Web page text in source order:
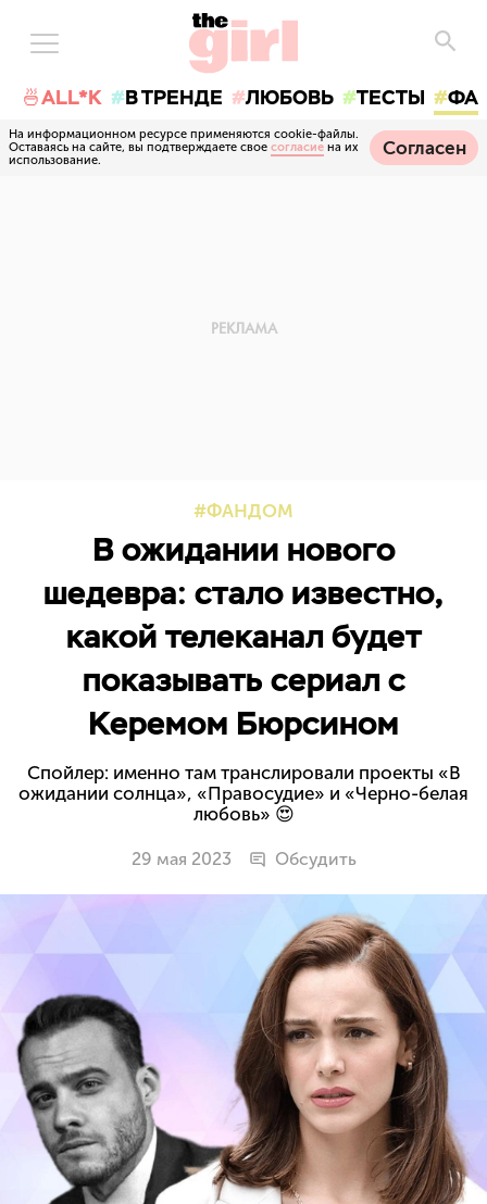
🍜ALL*K В ТРЕНДЕ ЛЮБОВЬ ТЕСТЫ
На информационном ресурсе применяются cookie-файлы.
Оставаясь на сайте, вы подтверждаете свое согласие на их
использование.
Согласен
ФАНДОМ
В ожидании нового
шедевра: стало известно,
какой телеканал будет
показывать сериал с
Керемом Бюрсином
Спойлер: именно там транслировали проекты «В
ожидании солнца», «Правосудие» и «Черно-белая
любовь» 😍
29 мая 2023 Обсудить